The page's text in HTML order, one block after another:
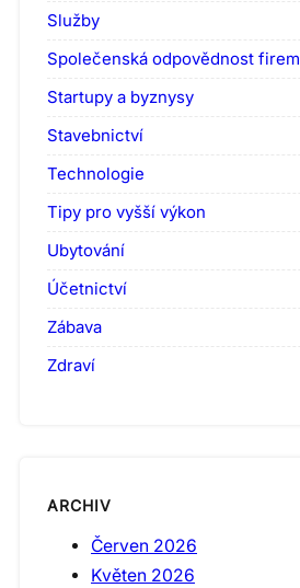
Služby
Společenská odpovědnost firem
Startupy a byznysy
Stavebnictví
Technologie
Tipy pro vyšší výkon
Ubytování
Účetnictví
Zábava
Zdraví
ARCHIV
Červen 2026
Květen 2026